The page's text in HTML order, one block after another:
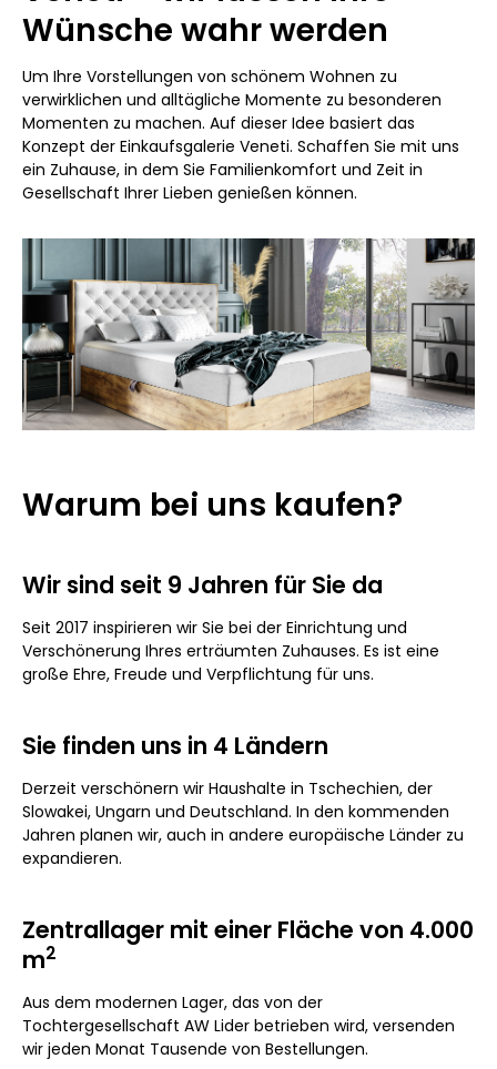
Wünsche wahr werden
Um Ihre Vorstellungen von schönem Wohnen zu
verwirklichen und alltägliche Momente zu besonderen
Momenten zu machen. Auf dieser Idee basiert das
Konzept der Einkaufsgalerie Veneti. Schaffen Sie mit uns
ein Zuhause, in dem Sie Familienkomfort und Zeit in
Gesellschaft Ihrer Lieben genießen können.
Warum bei uns kaufen?
Wir sind seit 9 Jahren für Sie da
Seit 2017 inspirieren wir Sie bei der Einrichtung und
Verschönerung Ihres erträumten Zuhauses. Es ist eine
große Ehre, Freude und Verpflichtung für uns.
Sie finden uns in 4 Ländern
Derzeit verschönern wir Haushalte in Tschechien, der
Slowakei, Ungarn und Deutschland. In den kommenden
Jahren planen wir, auch in andere europäische Länder zu
expandieren.
Zentrallager mit einer Fläche von 4.000
m2
Aus dem modernen Lager, das von der
Tochtergesellschaft AW Lider betrieben wird, versenden
wir jeden Monat Tausende von Bestellungen.